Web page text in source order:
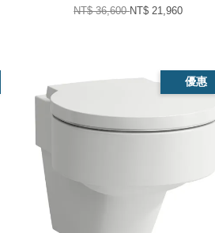
NT$ 36,600NT$ 21,960
優惠